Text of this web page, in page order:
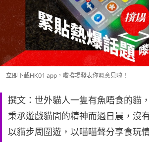
立即下載HK01 app，嚟撐場發表你嘅意見啦！
撰文：世外貓人一隻有魚唔食的貓
秉承遊戲貓間的精神而過日晨，沒
以貓步周圍遊，以喵喵聲分享食玩